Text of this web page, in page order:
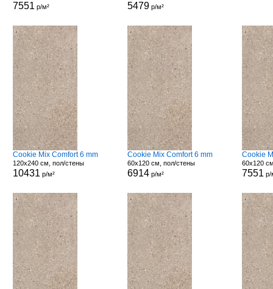
7551 р/м² 5479 р/м²
Cookie Mix Comfort 6 mm
120x240 см, пол/стены
10431 р/м²
Cookie Mix Comfort 6 mm
60x120 см, пол/стены
6914 р/м²
Cookie
60x120
7551 р/